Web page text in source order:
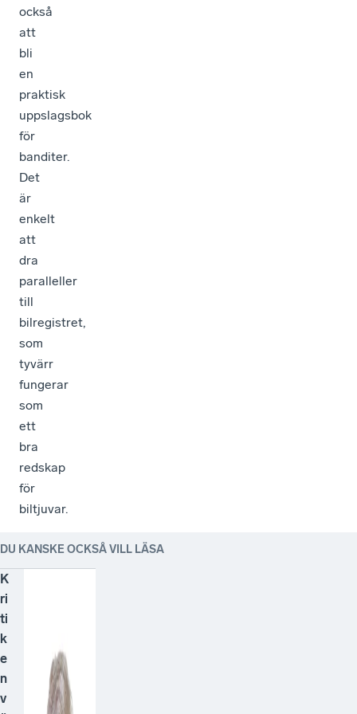
också
att
bli
en
praktisk
uppslagsbok
för
banditer.
Det
är
enkelt
att
dra
paralleller
till
bilregistret,
som
tyvärr
fungerar
som
ett
bra
redskap
för
biltjuvar.
DU KANSKE OCKSÅ VILL LÄSA
K
ri
ti
k
e
n
v